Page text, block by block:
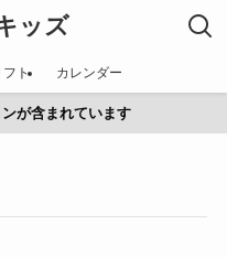
ッズ
フト カレンダー
が含まれています